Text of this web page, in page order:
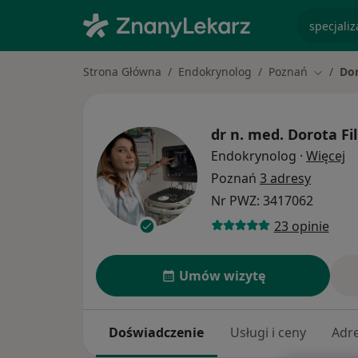
Strona Główna Endokrynolog Poznań Zmień
dr n. med. Dorota
Endokrynolog · Więcej
Poznań 3 adresy
Nr PWZ: 3417062
23 opinie
Umów wizytę
Doświadczenie Usługi i ceny